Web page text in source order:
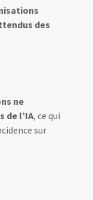
des
ne
de l’IA, ce qui
sur